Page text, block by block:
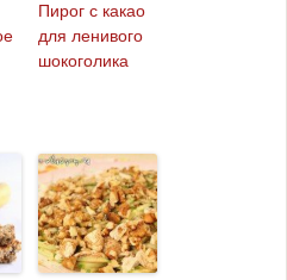
Пирог с какао
для ленивого
шокоголика